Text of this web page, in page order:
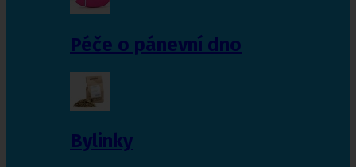
Péče o pánevní dno
Bylinky